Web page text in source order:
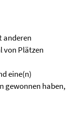
anderen
von Plätzen
eine(n)
gewonnen haben,